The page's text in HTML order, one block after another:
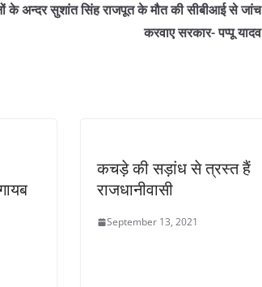
के अन्दर सुशांत सिंह राजपूत के मौत की सीबीआई से जांच
करवाए सरकार- पप्पू यादव
कचड़े की सड़ांध से त्रस्त हैं
राजधानीवासी
September 13, 2021